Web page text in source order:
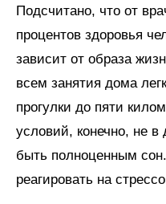
Подсчитано, что от
процентов здоровья
зависит от образа
всем занятия дома
прогулки до пяти
условий, конечно, не
быть полноценным
реагировать на